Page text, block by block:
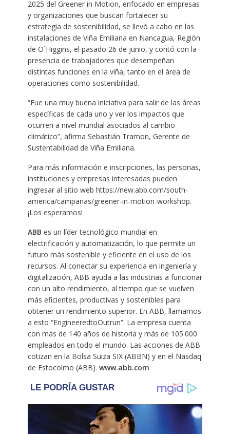
2025 del Greener in Motion, enfocado en empresas
y organizaciones que buscan fortalecer su
estrategia de sostenibilidad, se llevó a cabo en las
instalaciones de Viña Emiliana en Nancagua, Región
de O´Higgins, el pasado 26 de junio, y contó con la
presencia de trabajadores que desempeñan
distintas funciones en la viña, tanto en el área de
operaciones como sostenibilidad.
“Fue una muy buena iniciativa para salir de las áreas
específicas de cada uno y ver los impactos que
ocurren a nivel mundial asociados al cambio
climático”, afirma Sebastián Tramon, Gerente de
Sustentabilidad de Viña Emiliana.
Para más información e inscripciones, las personas,
instituciones y empresas interesadas pueden
ingresar al sitio web https://new.abb.com/south-
america/campanas/greener-in-motion-workshop.
¡Los esperamos!
ABB es un líder tecnológico mundial en
electrificación y automatización, lo que permite un
futuro más sostenible y eficiente en el uso de los
recursos. Al conectar su experiencia en ingeniería y
digitalización, ABB ayuda a las industrias a funcionar
con un alto rendimiento, al tiempo que se vuelven
más eficientes, productivas y sostenibles para
obtener un rendimiento superior. En ABB, llamamos
a esto “EngineeredtoOutrun”. La empresa cuenta
con más de 140 años de historia y más de 105.000
empleados en todo el mundo. Las acciones de ABB
cotizan en la Bolsa Suiza SIX (ABBN) y en el Nasdaq
de Estocolmo (ABB). www.abb.com